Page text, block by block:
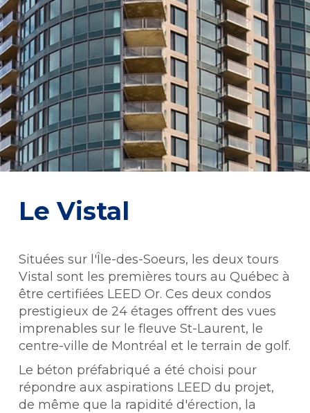
Le Vistal
Situées sur l'Île-des-Soeurs, les deux tours
Vistal sont les premières tours au Québec à
être certifiées LEED Or. Ces deux condos
prestigieux de 24 étages offrent des vues
imprenables sur le fleuve St-Laurent, le
centre-ville de Montréal et le terrain de golf.
Le béton préfabriqué a été choisi pour
répondre aux aspirations LEED du projet,
de même que la rapidité d'érection, la